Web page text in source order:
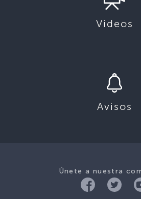
Videos
Avisos
Únete a nuestra